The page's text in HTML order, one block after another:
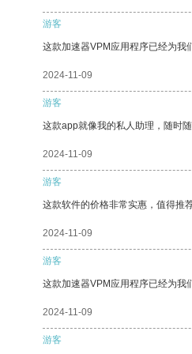
游客
这款加速器VPM应用程序已经为我
2024-11-09
游客
这款app就像我的私人助理，随时
2024-11-09
游客
这款软件的价格非常实惠，值得推荐
2024-11-09
游客
这款加速器VPM应用程序已经为我
2024-11-09
游客